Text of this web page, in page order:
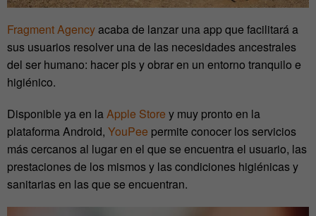
Fragment Agencyacaba de lanzar una app que facilitará a
sus usuarios resolver una de las necesidades ancestrales
del ser humano: hacer pis y obrar en un entorno tranquilo e
higiénico.
Disponible ya en laApple Store y muy pronto en la
plataforma Android, YouPee permite conocer los servicios
más cercanos al lugar en el que se encuentra el usuario, las
prestaciones de los mismos y las condiciones higiénicas y
sanitarias en las que se encuentran.